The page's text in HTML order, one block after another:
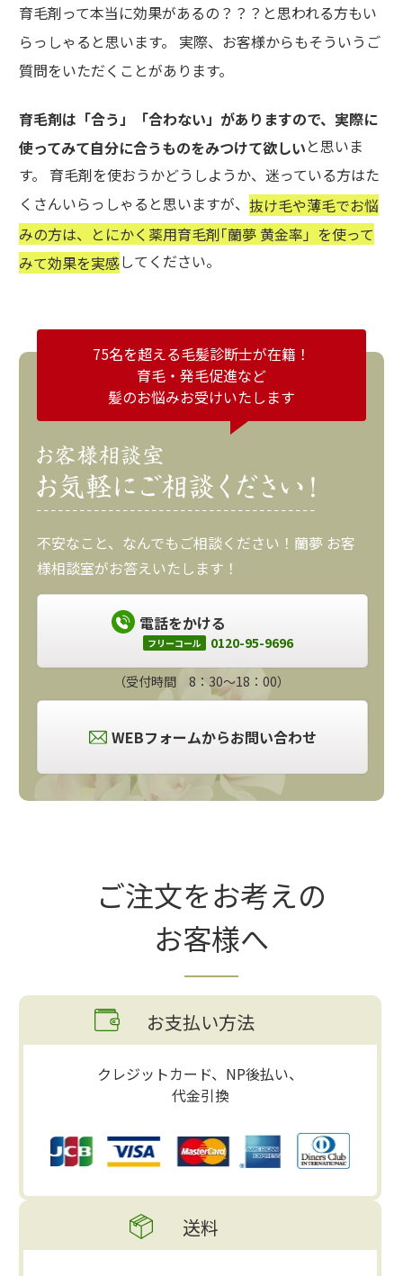
育毛剤って本当に効果があるの？？？と思われる方もい
らっしゃると思います。 実際、お客様からもそういうご
質問をいただくことがあります。
育毛剤は「合う」「合わない」がありますので、実際に
使ってみて自分に合うものをみつけて欲しいと思いま
す。 育毛剤を使おうかどうしようか、迷っている方はた
くさんいらっしゃると思いますが、 抜け毛や薄毛でお悩
みの方は、とにかく薬用育毛剤｢蘭夢 黄金率」を使って
みて効果を実感してください。
75名を超える毛髪診断士が在籍！
育毛・発毛促進など
髪のお悩みお受けいたします
不安なこと、なんでもご相談ください！蘭夢 お客
様相談室がお答えいたします！
電話をかける
フリーコール 0120-95-9696
（受付時間 8：30～18：00）
WEBフォームからお問い合わせ
ご注文をお考えの
お客様へ
お支払い方法
クレジットカード、NP後払い、
代金引換
送料